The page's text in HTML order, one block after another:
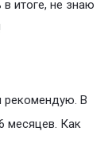
итоге, не знаю
рекомендую. В
месяцев. Как